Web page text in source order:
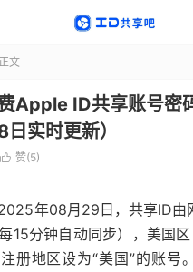
文
Apple ID共享账号密
实时更新）
 赞(5)
年08月29日，共享ID由
15分钟自动同步），美国
册地区设为“美国”的账号